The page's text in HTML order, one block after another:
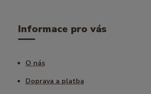
Informace pro vás
O nás
Doprava a platba